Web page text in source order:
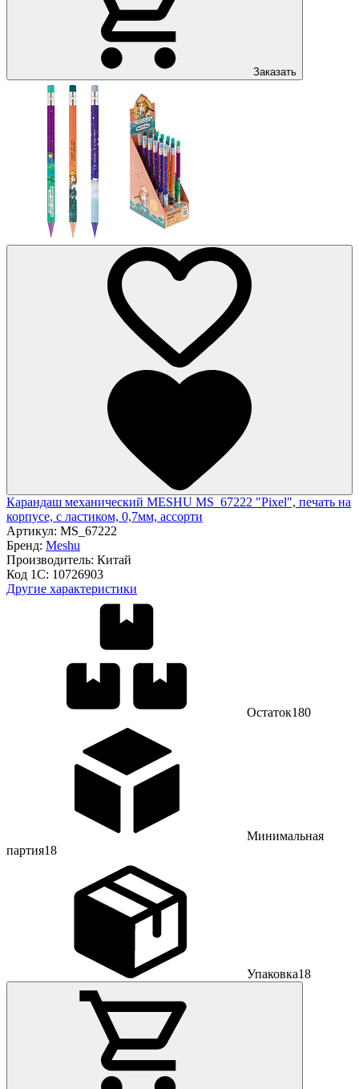
Заказать
Карандаш механический MESHU MS_67222 "Pixel", печать на
корпусе, с ластиком, 0,7мм, ассорти
Артикул: MS_67222
Бренд: Meshu
Производитель: Китай
Код 1С: 10726903
Другие характеристики
Остаток180
Минимальная
партия18
Упаковка18